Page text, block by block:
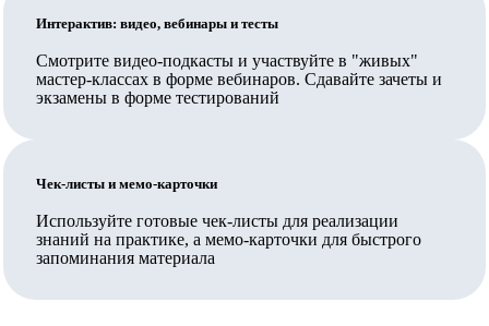
Ваш работодатель также может заключить прямой
Вносятся ли данные в ФИС ФРДО?
Какое количество часов выбрать и в чем отличие
программ?
Программы разного количества часов отличаются
учебным планом: чем больше часов, тем больше
Интерактив: видео, вебинары и тесты
Смотрите видео-подкасты и участвуйте в "живых"
мастер-классах в форме вебинаров. Сдавайте зачеты и
экзамены в форме тестирований
Чек-листы и мемо-карточки
Используйте готовые чек-листы для реализации
знаний на практике, а мемо-карточки для быстрого
запоминания материала